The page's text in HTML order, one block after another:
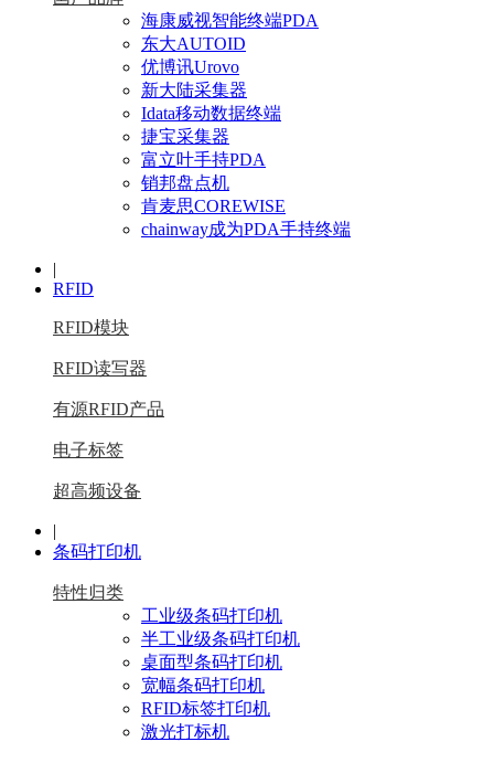
海康威视智能终端PDA
东大AUTOID
优博讯Urovo
新大陆采集器
Idata移动数据终端
捷宝采集器
富立叶手持PDA
销邦盘点机
肯麦思COREWISE
chainway成为PDA手持终端
|
RFID
RFID模块
RFID读写器
有源RFID产品
电子标签
超高频设备
|
条码打印机
特性归类
工业级条码打印机
半工业级条码打印机
桌面型条码打印机
宽幅条码打印机
RFID标签打印机
激光打标机